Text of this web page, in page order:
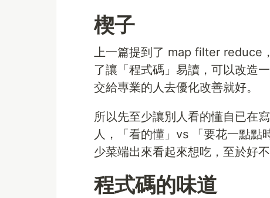
楔子
上一篇提到了 map filter reduce
了讓「程式碼」易讀，可以改造
交給專業的人去優化改善就好。
所以先至少讓別人看的懂自已在
人，「看的懂」vs 「要花一點點
少菜端出來看起來想吃，至於好
程式碼的味道